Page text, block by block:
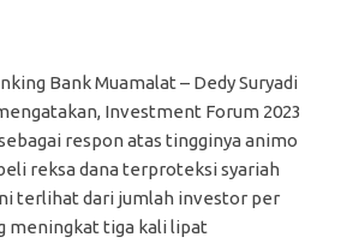
Bank Muamalat – Dedy Suryadi
Investment Forum 2023
respon atas tingginya animo
reksa dana terproteksi syariah
terlihat dari jumlah investor per
meningkat tiga kali lipat